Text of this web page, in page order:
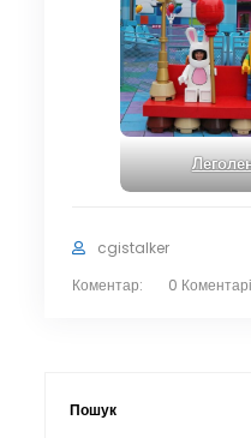
cgistalker
Коментар:
0 Коментарі
Пошук